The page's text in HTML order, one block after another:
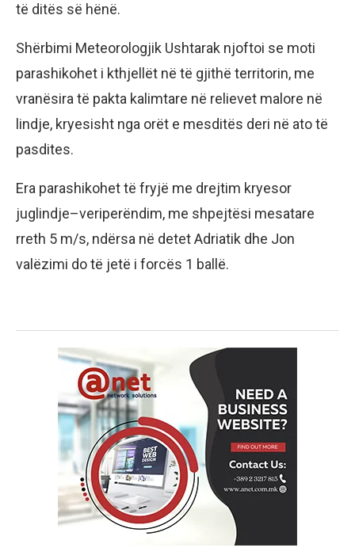
të ditës së hënë.
Shërbimi Meteorologjik Ushtarak njoftoi se moti
parashikohet i kthjellët në të gjithë territorin, me
vranësira të pakta kalimtare në relievet malore në
lindje, kryesisht nga orët e mesditës deri në ato të
pasdites.
Era parashikohet të fryjë me drejtim kryesor
juglindje–veriperëndim, me shpejtësi mesatare
rreth 5 m/s, ndërsa në detet Adriatik dhe Jon
valëzimi do të jetë i forcës 1 ballë.